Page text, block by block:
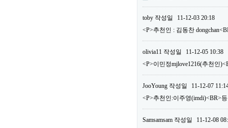
toby 작성일
11-12-03 20:18
<P>추천인 : 김동찬
olivia11 작성일
11-12-05 10:38
<P>이민정mjlove1216(추천인
JooYoung 작성일
11-12-07
<P>추천인:이주영(imdi)<BR>
Samsamsam 작성일
11-12-08